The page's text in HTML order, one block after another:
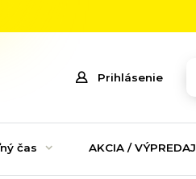
Prihlásenie
čas AKCIA / VÝPREDAJ